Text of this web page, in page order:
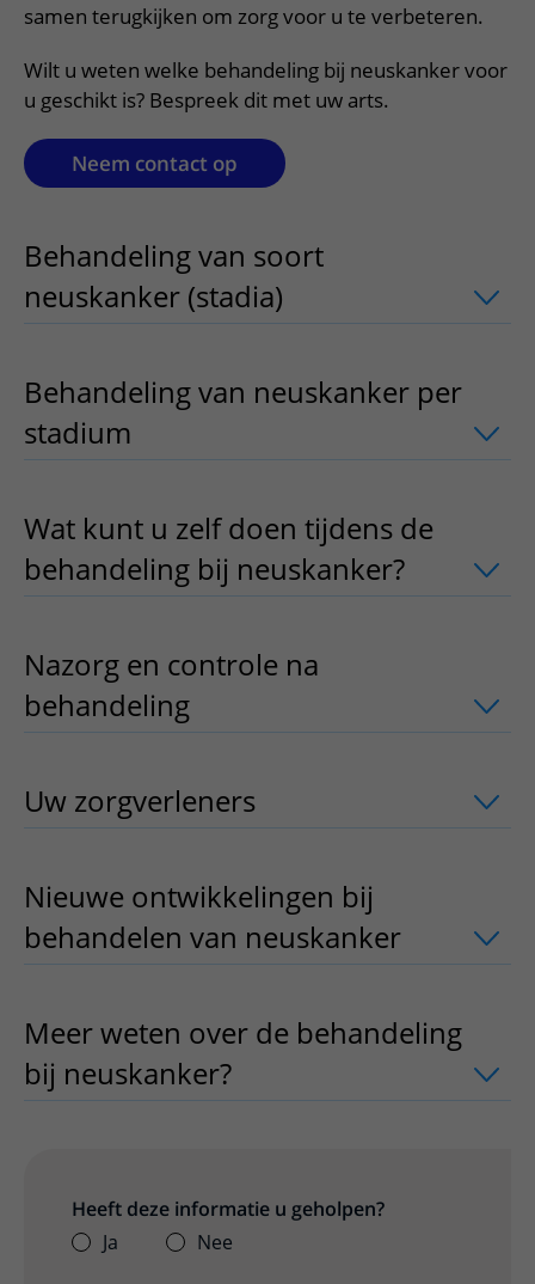
samen terugkijken om zorg voor u te verbeteren.
Wilt u weten welke behandeling bij neuskanker voor
u geschikt is? Bespreek dit met uw arts.
Neem contact op
Behandeling van soort
neuskanker (stadia) uitklapper, klik
Behandeling van neuskanker per
stadium
uitklapper, klik om te openen
Wat kunt u zelf doen tijdens de
behandeling bij neuskanker?
Nazorg en controle na
behandeling uitklapper, klik om te
Uw zorgverleners uitklapper, klik om
Nieuwe ontwikkelingen bij
behandelen van neuskanker
Meer weten over de behandeling
bij neuskanker? uitklapper, klik om te
Heeft deze informatie u geholpen?
Ja
Nee